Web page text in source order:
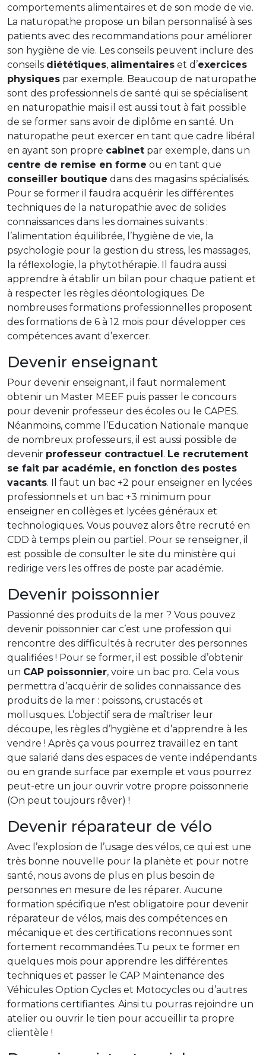
comportements alimentaires et de son mode de vie.
La naturopathe propose un bilan personnalisé à ses
patients avec des recommandations pour améliorer
son hygiène de vie. Les conseils peuvent inclure des
conseils diététiques, alimentaires et d’exercices
physiques par exemple. Beaucoup de naturopathe
sont des professionnels de santé qui se spécialisent
en naturopathie mais il est aussi tout à fait possible
de se former sans avoir de diplôme en santé. Un
naturopathe peut exercer en tant que cadre libéral
en ayant son propre cabinet par exemple, dans un
centre de remise en forme ou en tant que
conseiller boutique dans des magasins spécialisés.
Pour se former il faudra acquérir les différentes
techniques de la naturopathie avec de solides
connaissances dans les domaines suivants :
l’alimentation équilibrée, l’hygiène de vie, la
psychologie pour la gestion du stress, les massages,
la réflexologie, la phytothérapie. Il faudra aussi
apprendre à établir un bilan pour chaque patient et
à respecter les règles déontologiques. De
nombreuses formations professionnelles proposent
des formations de 6 à 12 mois pour développer ces
compétences avant d’exercer.
Devenir enseignant
Pour devenir enseignant, il faut normalement
obtenir un Master MEEF puis passer le concours
pour devenir professeur des écoles ou le CAPES.
Néanmoins, comme l’Education Nationale manque
de nombreux professeurs, il est aussi possible de
devenir professeur contractuel. Le recrutement
se fait par académie, en fonction des postes
vacants. Il faut un bac +2 pour enseigner en lycées
professionnels et un bac +3 minimum pour
enseigner en collèges et lycées généraux et
technologiques. Vous pouvez alors être recruté en
CDD à temps plein ou partiel. Pour se renseigner, il
est possible de consulter le site du ministère qui
redirige vers les offres de poste par académie.
Devenir poissonnier
Passionné des produits de la mer ? Vous pouvez
devenir poissonnier car c’est une profession qui
rencontre des difficultés à recruter des personnes
qualifiées ! Pour se former, il est possible d’obtenir
un CAP poissonnier, voire un bac pro. Cela vous
permettra d’acquérir de solides connaissance des
produits de la mer : poissons, crustacés et
mollusques. L’objectif sera de maîtriser leur
découpe, les règles d’hygiène et d’apprendre à les
vendre ! Après ça vous pourrez travaillez en tant
que salarié dans des espaces de vente indépendants
ou en grande surface par exemple et vous pourrez
peut-etre un jour ouvrir votre propre poissonnerie
(On peut toujours rêver) !
Devenir réparateur de vélo
Avec l’explosion de l’usage des vélos, ce qui est une
très bonne nouvelle pour la planète et pour notre
santé, nous avons de plus en plus besoin de
personnes en mesure de les réparer. Aucune
formation spécifique n'est obligatoire pour devenir
réparateur de vélos, mais des compétences en
mécanique et des certifications reconnues sont
fortement recommandées.Tu peux te former en
quelques mois pour apprendre les différentes
techniques et passer le CAP Maintenance des
Véhicules Option Cycles et Motocycles ou d’autres
formations certifiantes. Ainsi tu pourras rejoindre un
atelier ou ouvrir le tien pour accueillir ta propre
clientèle !